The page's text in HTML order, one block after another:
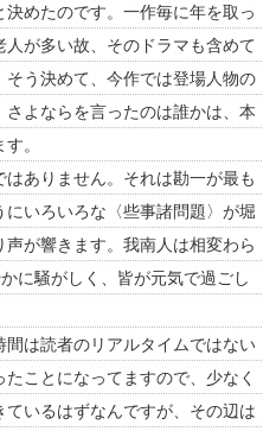
めたのです。一作毎に年を取っ
が多い故、そのドラマも含めて
う決めて、今作では登場人物の
よならを言ったのは誰かは、本
。
ありません。それは勘一が最も
いろいろな〈些事諸問題〉が堀
が響きます。我南人は相変わら
に騒がしく、皆が元気で過ごし
は読者のリアルタイムではない
ことになってますので、少なく
いるはずなんですが、その辺は